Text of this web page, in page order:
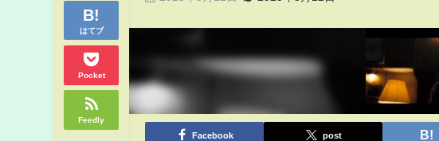
はてブ
Pocket
Feedly
Facebook post